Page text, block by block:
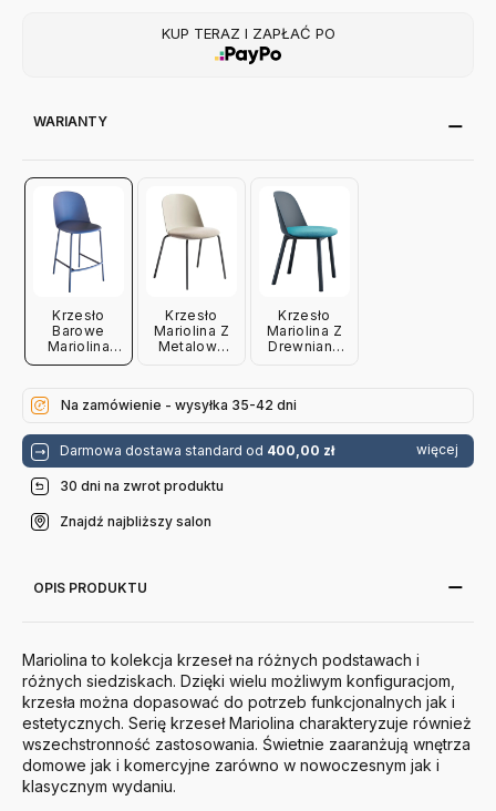
KUP TERAZ I ZAPŁAĆ PO
WARIANTY
Krzesło
Barowe
Mariolina
Miniforms
Krzesło
Mariolina Z
Metalową
Krzesło
Mariolina Z
Drewnianą
Na zamówienie - wysyłka 35-42 dni
Darmowa dostawa standard od 400,00 zł więcej
30 dni na zwrot produktu
Znajdź najbliższy salon
OPIS PRODUKTU
Mariolina to kolekcja krzeseł na różnych podstawach i
różnych siedziskach. Dzięki wielu możliwym konfiguracjom,
krzesła można dopasować do potrzeb funkcjonalnych jak i
estetycznych. Serię krzeseł Mariolina charakteryzuje również
wszechstronność zastosowania. Świetnie zaaranżują wnętrza
domowe jak i komercyjne zarówno w nowoczesnym jak i
klasycznym wydaniu.